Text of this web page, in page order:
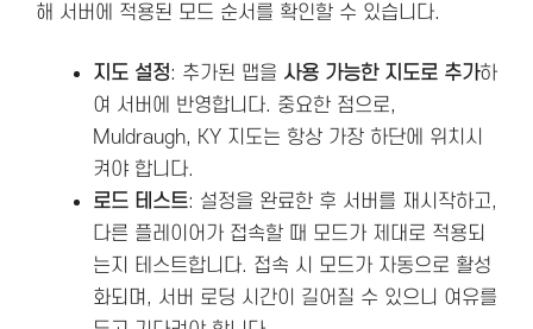
해 서버에 적용된 모드 순서를 확인할 수 있습니다.
지도 설정: 추가된 맵을 사용 가능한 지도로 추가하
여 서버에 반영합니다. 중요한 점으로,
Muldraugh, KY 지도는 항상 가장 하단에 위치시
켜야 합니다.
로드 테스트: 설정을 완료한 후 서버를 재시작하고,
다른 플레이어가 접속할 때 모드가 제대로 적용되
는지 테스트합니다. 접속 시 모드가 자동으로 활성
화되며, 서버 로딩 시간이 길어질 수 있으니 여유를